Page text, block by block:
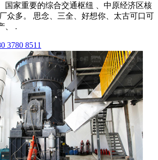
国家重要的综合交通枢纽 、中原经济区核
众多。 思念、三全、好想你、太古可口可
、 .
3780 8511